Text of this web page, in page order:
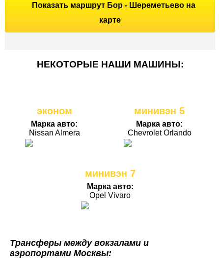
Показать маршрут Бор - Шереметьево на
карте
НЕКОТОРЫЕ НАШИ МАШИНЫ:
эконом
Марка авто:
Nissan Almera
минивэн 5
Марка авто:
Chevrolet Orlando
минивэн 7
Марка авто:
Opel Vivaro
Трансферы между вокзалами и
аэропортами Москвы: